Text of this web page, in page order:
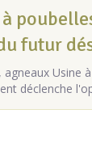
futur
Usine
déclenche